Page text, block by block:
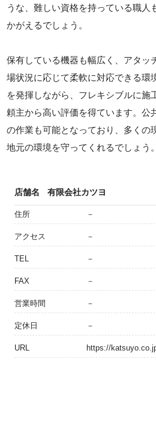
うな、難しい資格を持っている職人
かがえるでしょう。
保有している機器も幅広く、アタッ
場状況に応じて柔軟に対応できる環
を発揮しながら、フレキシブルに施
頼主から高い評価を得ています。公
の作業も可能となっており、多くの
地元の環境を守ってくれるでしょう。
店舗名 有限会社カツヨ
住所 －
アクセス －
TEL －
FAX －
営業時間 －
定休日 －
URL https://